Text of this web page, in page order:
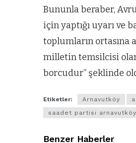
Bununla beraber,
için yaptığı uyarı ve
toplumların ortasına
milletin temsilcisi
borcudur” şeklinde
Etiketler: Arnavutköy
saadet partisi
Benzer Haberler